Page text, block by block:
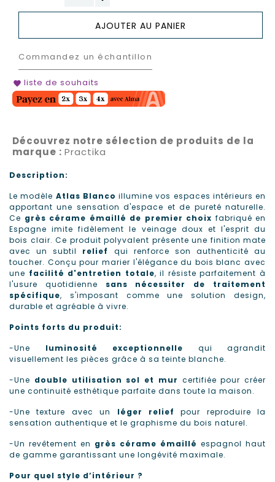
AJOUTER AU PANIER
Commandez un échantillon
favorite liste de souhaits
Découvrez notre sélection de produits de la
marque : Practika
Description:
Le modèle Atlas Blanco illumine vos espaces intérieurs en
apportant une sensation d'espace et de pureté naturelle.
Ce grès cérame émaillé de premier choix fabriqué en
Espagne imite fidèlement le veinage doux et l'esprit du
bois clair. Ce produit polyvalent présente une finition mate
avec un subtil relief
qui renforce son authenticité au
toucher. Conçu pour marier l'élégance du bois blanc avec
une facilité d'entretien totale, il résiste parfaitement à
l'usure quotidienne sans nécessiter de traitement
spécifique, s'imposant comme une solution design,
durable et agréable à vivre.
Points forts du produit:
-Une luminosité exceptionnelle qui agrandit
visuellement les pièces grâce à sa teinte blanche.
-Une double utilisation sol et mur certifiée pour créer
une continuité esthétique parfaite dans toute la maison.
-Une texture avec un léger relief
pour reproduire la
sensation authentique et le graphisme du bois naturel.
-Un revêtement en grès cérame émaillé espagnol haut
de gamme garantissant une longévité maximale.
Pour quel style d’intérieur ?